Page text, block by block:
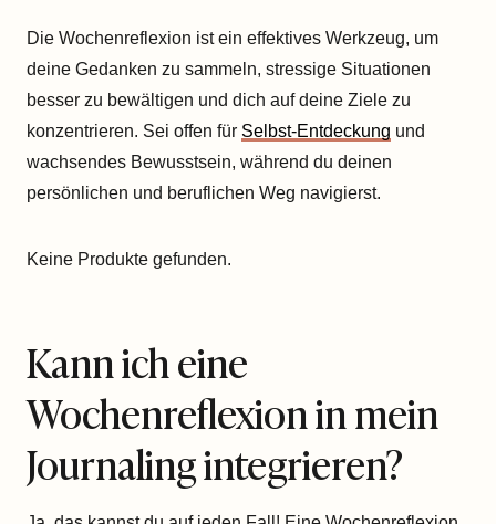
Die Wochenreflexion ist ein effektives Werkzeug, um
deine Gedanken zu sammeln, stressige Situationen
besser zu bewältigen und dich auf deine Ziele zu
konzentrieren. Sei offen für Selbst-Entdeckung und
wachsendes Bewusstsein, während du deinen
persönlichen und beruflichen Weg navigierst.
Keine Produkte gefunden.
Kann ich eine
Wochenreflexion in mein
Journaling integrieren?